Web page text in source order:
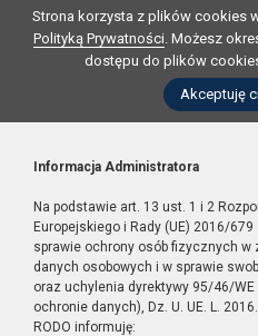
Strona korzysta z plików cookies
Polityką Prywatności. Możesz
dostępu do plików
Akceptuję
Informacja Administratora
Na podstawie art. 13 ust. 1 i 2
Europejskiego i Rady (UE) 2016/
sprawie ochrony osób fizycznych
danych osobowych i w sprawie
oraz uchylenia dyrektywy 95/46/
ochronie danych), Dz. U. UE. L.
RODO informuję: